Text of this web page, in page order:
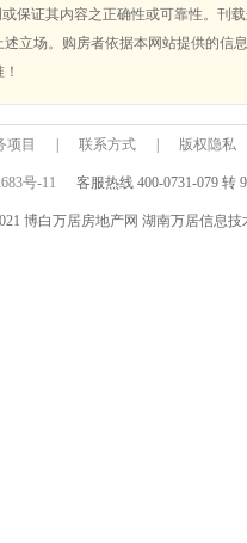
保证其内容之正确性或可靠性。
立场。购房者依据本网站提供的
项目 联系方式 版权隐私
号-11 客服热线 400-0731-079 转
博白万居房地产网 湖南万居信息技